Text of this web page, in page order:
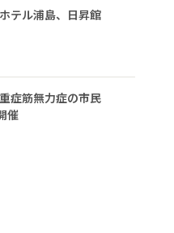
テル浦島、日昇館
症筋無力症の市民
催